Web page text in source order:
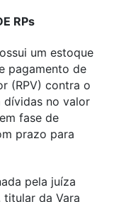
RPs
um estoque
pagamento de
(RPV) contra o
dívidas no valor
fase de
prazo para
pela juíza
titular da Vara